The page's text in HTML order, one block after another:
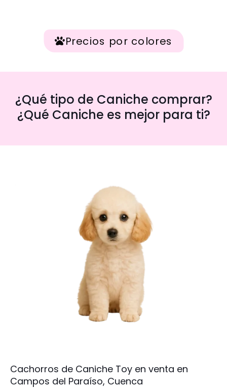
Precios por colores
¿Qué tipo de Caniche comprar?
¿Qué Caniche es mejor para ti?
Cachorros de Caniche Toy en venta en
Campos del Paraíso, Cuenca